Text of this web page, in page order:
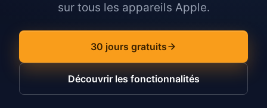
sur tous les appareils Apple.
30 jours gratuits
Découvrir les fonctionnalités